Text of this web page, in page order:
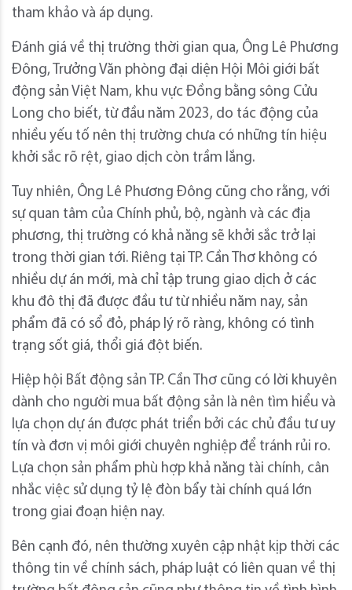
tham khảo và áp dụng.
Đánh giá về thị trường thời gian qua, Ông Lê Phương
Ðông, Trưởng Văn phòng đại diện Hội Môi giới bất
động sản Việt Nam, khu vực Đồng bằng sông Cửu
Long cho biết, từ đầu năm 2023, do tác động của
nhiều yếu tố nên thị trường chưa có những tín hiệu
khởi sắc rõ rệt, giao dịch còn trầm lắng.
Tuy nhiên, Ông Lê Phương Đông cũng cho rằng, với
sự quan tâm của Chính phủ, bộ, ngành và các địa
phương, thị trường có khả năng sẽ khởi sắc trở lại
trong thời gian tới. Riêng tại TP. Cần Thơ không có
nhiều dự án mới, mà chỉ tập trung giao dịch ở các
khu đô thị đã được đầu tư từ nhiều năm nay, sản
phẩm đã có sổ đỏ, pháp lý rõ ràng, không có tình
trạng sốt giá, thổi giá đột biến.
Hiệp hội Bất động sản TP. Cần Thơ cũng có lời khuyên
dành cho người mua bất động sản là nên tìm hiểu và
lựa chọn dự án được phát triển bởi các chủ đầu tư uy
tín và đơn vị môi giới chuyên nghiệp để tránh rủi ro.
Lựa chọn sản phẩm phù hợp khả năng tài chính, cân
nhắc việc sử dụng tỷ lệ đòn bẩy tài chính quá lớn
trong giai đoạn hiện nay.
Bên cạnh đó, nên thường xuyên cập nhật kịp thời các
thông tin về chính sách, pháp luật có liên quan về thị